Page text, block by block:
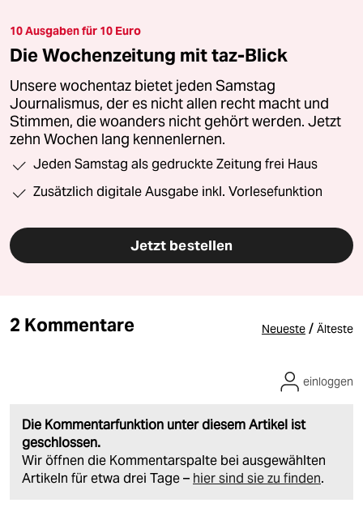
10 Ausgaben für 10 Euro
Die Wochenzeitung mit taz-Blick
Unsere wochentaz bietet jeden Samstag
Journalismus, der es nicht allen recht macht und
Stimmen, die woanders nicht gehört werden. Jetzt
zehn Wochen lang kennenlernen.
Jeden Samstag als gedruckte Zeitung frei Haus
Zusätzlich digitale Ausgabe inkl. Vorlesefunktion
Jetzt bestellen
2 Kommentare Neueste / Älteste
Die Kommentarfunktion unter diesem Artikel ist
geschlossen.
Wir öffnen die Kommentarspalte bei ausgewählten
Artikeln für etwa drei Tage – hier sind sie zu finden.
einloggen